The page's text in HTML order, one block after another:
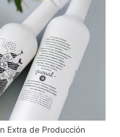
Extra de Producción